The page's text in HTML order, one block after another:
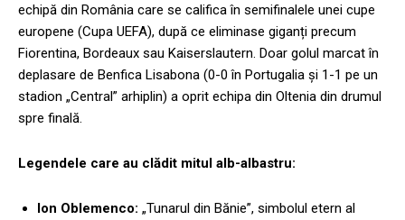
echipă din România care se califica în semifinalele unei cupe
europene (Cupa UEFA), după ce eliminase giganți precum
Fiorentina, Bordeaux sau Kaiserslautern. Doar golul marcat în
deplasare de Benfica Lisabona (0-0 în Portugalia și 1-1 pe un
stadion „Central” arhiplin) a oprit echipa din Oltenia din drumul
spre finală.
Legendele care au clădit mitul alb-albastru:
Ion Oblemenco: „Tunarul din Bănie”, simbolul etern al